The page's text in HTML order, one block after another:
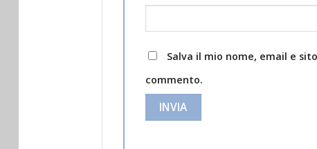
Salva il mio nome, email e
commento.